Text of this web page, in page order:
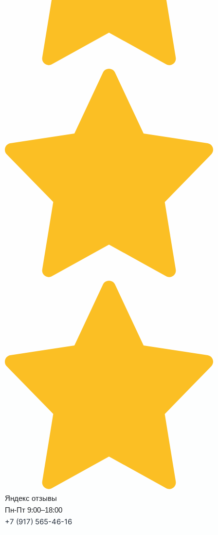
Яндекс отзывы
Пн-Пт 9:00–18:00
+7 (917) 565-46-16